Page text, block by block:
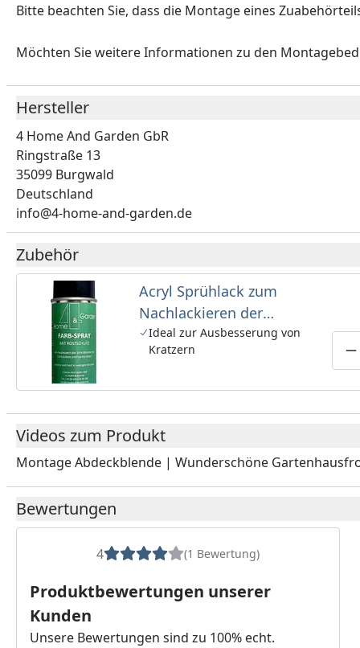
Bitte beachten Sie, dass die Montage eines
Möchten Sie weitere Informationen zu den
Hersteller
4 Home And Garden GbR
Ringstraße 13
35099 Burgwald
Deutschland
info@4-home-and-garden.de
Zubehör
Acryl Sprühlack zum
Nachlackieren der
Dachprofile bei Kratzern
(150 ml, Farbton RAL7016)
Ideal zur Ausbesserung von
Kratzern
Videos zum Produkt
Montage Abdeckblende | Wunderschöne
Youtube-
Bewertungen
4 (1 Bewertung)
Produktbewertungen unserer
Kunden
Unsere Bewertungen sind zu 100% echt.